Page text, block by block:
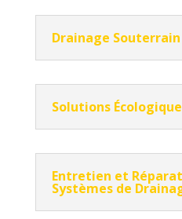
Drainage Souterrain
Solutions
Entretien et
Systèmes de